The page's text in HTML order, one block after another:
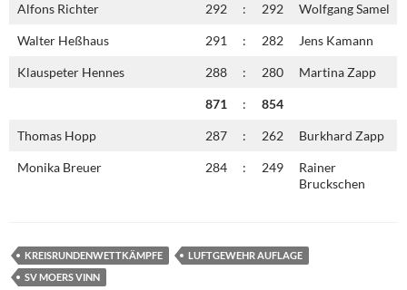
Alfons Richter 292 : 292 Wolfgang Samel
Walter Heßhaus 291 : 282 Jens Kamann
Klauspeter Hennes 288 : 280 Martina Zapp
871 : 854
Thomas Hopp 287 : 262 Burkhard Zapp
Monika Breuer 284 : 249
Rainer
Bruckschen
KREISRUNDENWETTKÄMPFE
LUFTGEWEHR AUFLAGE
SV MOERS VINN